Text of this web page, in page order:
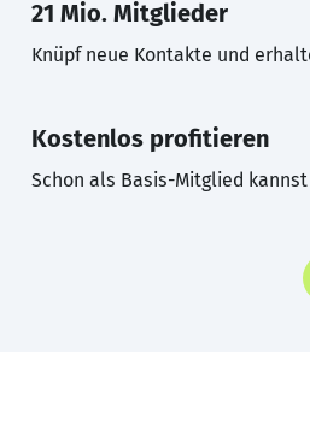
21 Mio. Mitglieder
Knüpf neue Kontakte und
Kostenlos profitieren
Schon als Basis-Mitglied